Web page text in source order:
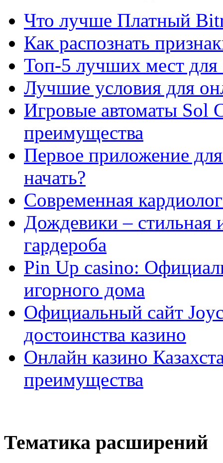
Что лучше Платный
Как распознать
Топ-5 лучших мест для
Лучшие условия для
Игровые автоматы Sol
преимущества
Первое приложение
начать?
Современная
Дождевики – стильная
гардероба
Pin Up casino:
игорного дома
Официальный сайт
достоинства казино
Онлайн казино
преимущества
Тематика расширений